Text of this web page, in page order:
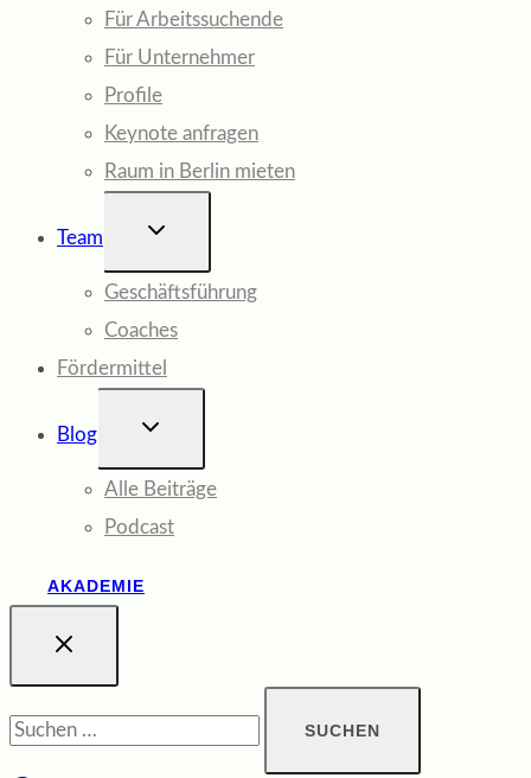
Für Arbeitssuchende
Für Unternehmer
Profile
Keynote anfragen
Raum in Berlin mieten
Team
UNTERMENÜ
Geschäftsführung
Coaches
Fördermittel
Blog
UNTERMENÜ
Alle Beiträge
Podcast
AKADEMIE
nach: